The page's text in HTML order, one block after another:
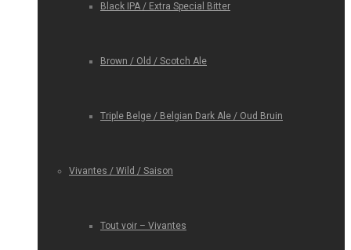
Black IPA / Extra Special Bitter
Brown / Old / Scotch Ale
Triple Belge / Belgian Dark Ale / Oud Bruin
Vivantes / Wild / Saison
Tout voir – Vivantes